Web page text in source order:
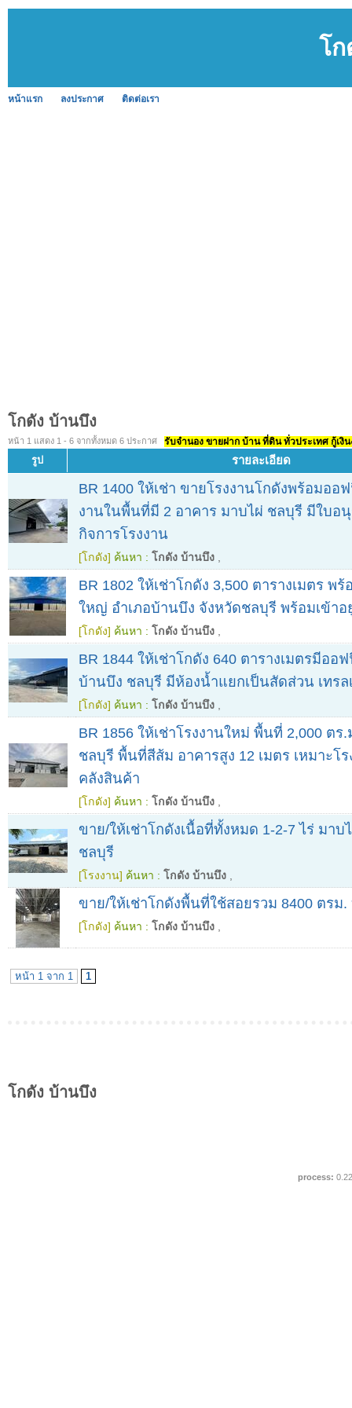
โ
หน้าแรก ลงประกาศ ติดต่อเรา
โกดัง บ้านบึง
หน้า 1 แสดง 1 - 6 จากทั้งหมด 6 ประกาศ รับจำนอง ขายฝาก บ้าน ที่ดิน ทั่วประเทศ กู้เงิ
รูป รายละเอียด
BR 1400 ให้เช่า ขายโรงงานโกดังพร้อมออ
งานในพื้นที่มี 2 อาคาร มาบไผ่ ชลบุรี มีใบอ
กิจการโรงงาน
[โกดัง] ค้นหา : โกดัง บ้านบึง
BR 1802 ให้เช่าโกดัง 3,500 ตารางเมตร
ใหญ่ อำเภอบ้านบึง จังหวัดชลบุรี พร้อมเข้าอ
[โกดัง] ค้นหา : โกดัง บ้านบึง
BR 1844 ให้เช่าโกดัง 640 ตารางเมตรมีออ
บ้านบึง ชลบุรี มีห้องน้ำแยกเป็นสัดส่วน เทรล
[โกดัง] ค้นหา : โกดัง บ้านบึง
BR 1856 ให้เช่าโรงงานใหม่ พื้นที่ 2,000 ตร
ชลบุรี พื้นที่สีส้ม อาคารสูง 12 เมตร เหมาะโ
คลังสินค้า
[โกดัง] ค้นหา : โกดัง บ้านบึง
ขาย/ให้เช่าโกดังเนื้อที่ทั้งหมด 1-2-7 ไร่ มาบ
ชลบุรี
[โรงงาน] ค้นหา : โกดัง บ้านบึง
ขาย/ให้เช่าโกดังพื้นที่ใช้สอยรวม 8400 ตรม
[โกดัง] ค้นหา : โกดัง บ้านบึง
หน้า 1 จาก 1 1
โกดัง บ้านบึง
process: